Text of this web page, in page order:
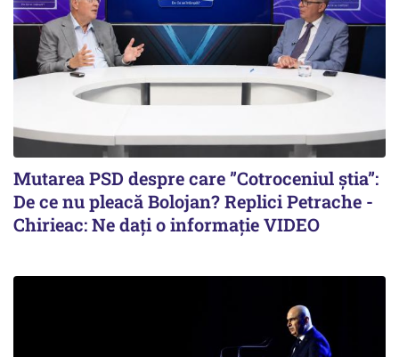
Mutarea PSD despre care ”Cotroceniul știa”:
De ce nu pleacă Bolojan? Replici Petrache -
Chirieac: Ne dați o informație VIDEO